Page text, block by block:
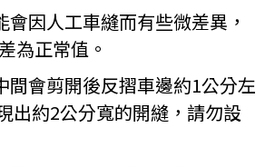
會因人工車縫而有些微差異，
為正常值。
間會剪開後反摺車邊約1公分左
出約2公分寬的開縫，請勿設